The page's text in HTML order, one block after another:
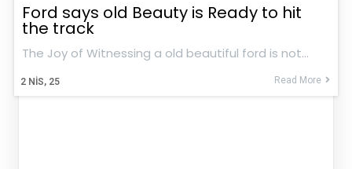
Ford says old Beauty is Ready to hit
the track
2 NIS, 25
The Joy of Witnessing a old beautiful ford is not…
Read More